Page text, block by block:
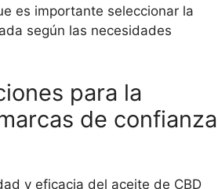
es importante seleccionar la
según las necesidades
para la
de confianza
y eficacia del aceite de CBD